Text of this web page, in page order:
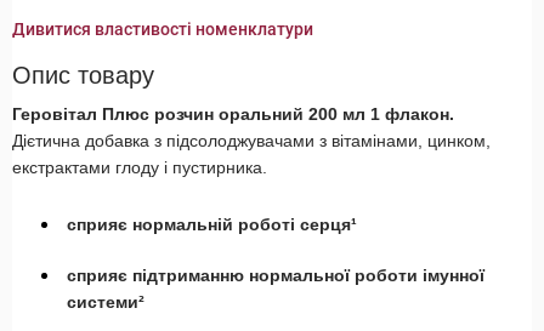
Дивитися властивості номенклатури
Опис товару
Геровітал Плюс розчин оральний 200 мл 1 флакон.
Дієтична добавка з підсолоджувачами з вітамінами, цинком,
екстрактами глоду і пустирника.
сприяє нормальній роботі серця¹
сприяє підтриманню нормальної роботи імунної
системи²